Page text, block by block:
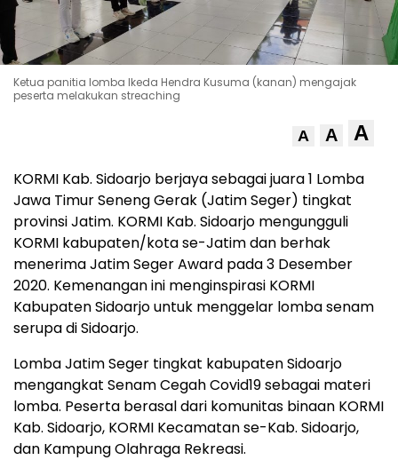
Ketua panitia lomba Ikeda Hendra Kusuma (kanan) mengajak
peserta melakukan streaching
A A A
KORMI Kab. Sidoarjo berjaya sebagai juara 1 Lomba
Jawa Timur Seneng Gerak (Jatim Seger) tingkat
provinsi Jatim. KORMI Kab. Sidoarjo mengungguli
KORMI kabupaten/kota se-Jatim dan berhak
menerima Jatim Seger Award pada 3 Desember
2020. Kemenangan ini menginspirasi KORMI
Kabupaten Sidoarjo untuk menggelar lomba senam
serupa di Sidoarjo.
Lomba Jatim Seger tingkat kabupaten Sidoarjo
mengangkat Senam Cegah Covid19 sebagai materi
lomba. Peserta berasal dari komunitas binaan KORMI
Kab. Sidoarjo, KORMI Kecamatan se-Kab. Sidoarjo,
dan Kampung Olahraga Rekreasi.